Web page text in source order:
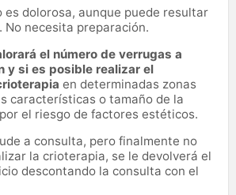
es dolorosa, aunque puede resultar
No necesita preparación.
el número de verrugas a
y si es posible realizar el
en determinadas zonas
características o tamaño de la
el riesgo de factores estéticos.
a consulta, pero finalmente no
la crioterapia, se le devolverá el
descontando la consulta con el